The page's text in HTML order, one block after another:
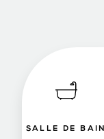
SALLE DE BAIN